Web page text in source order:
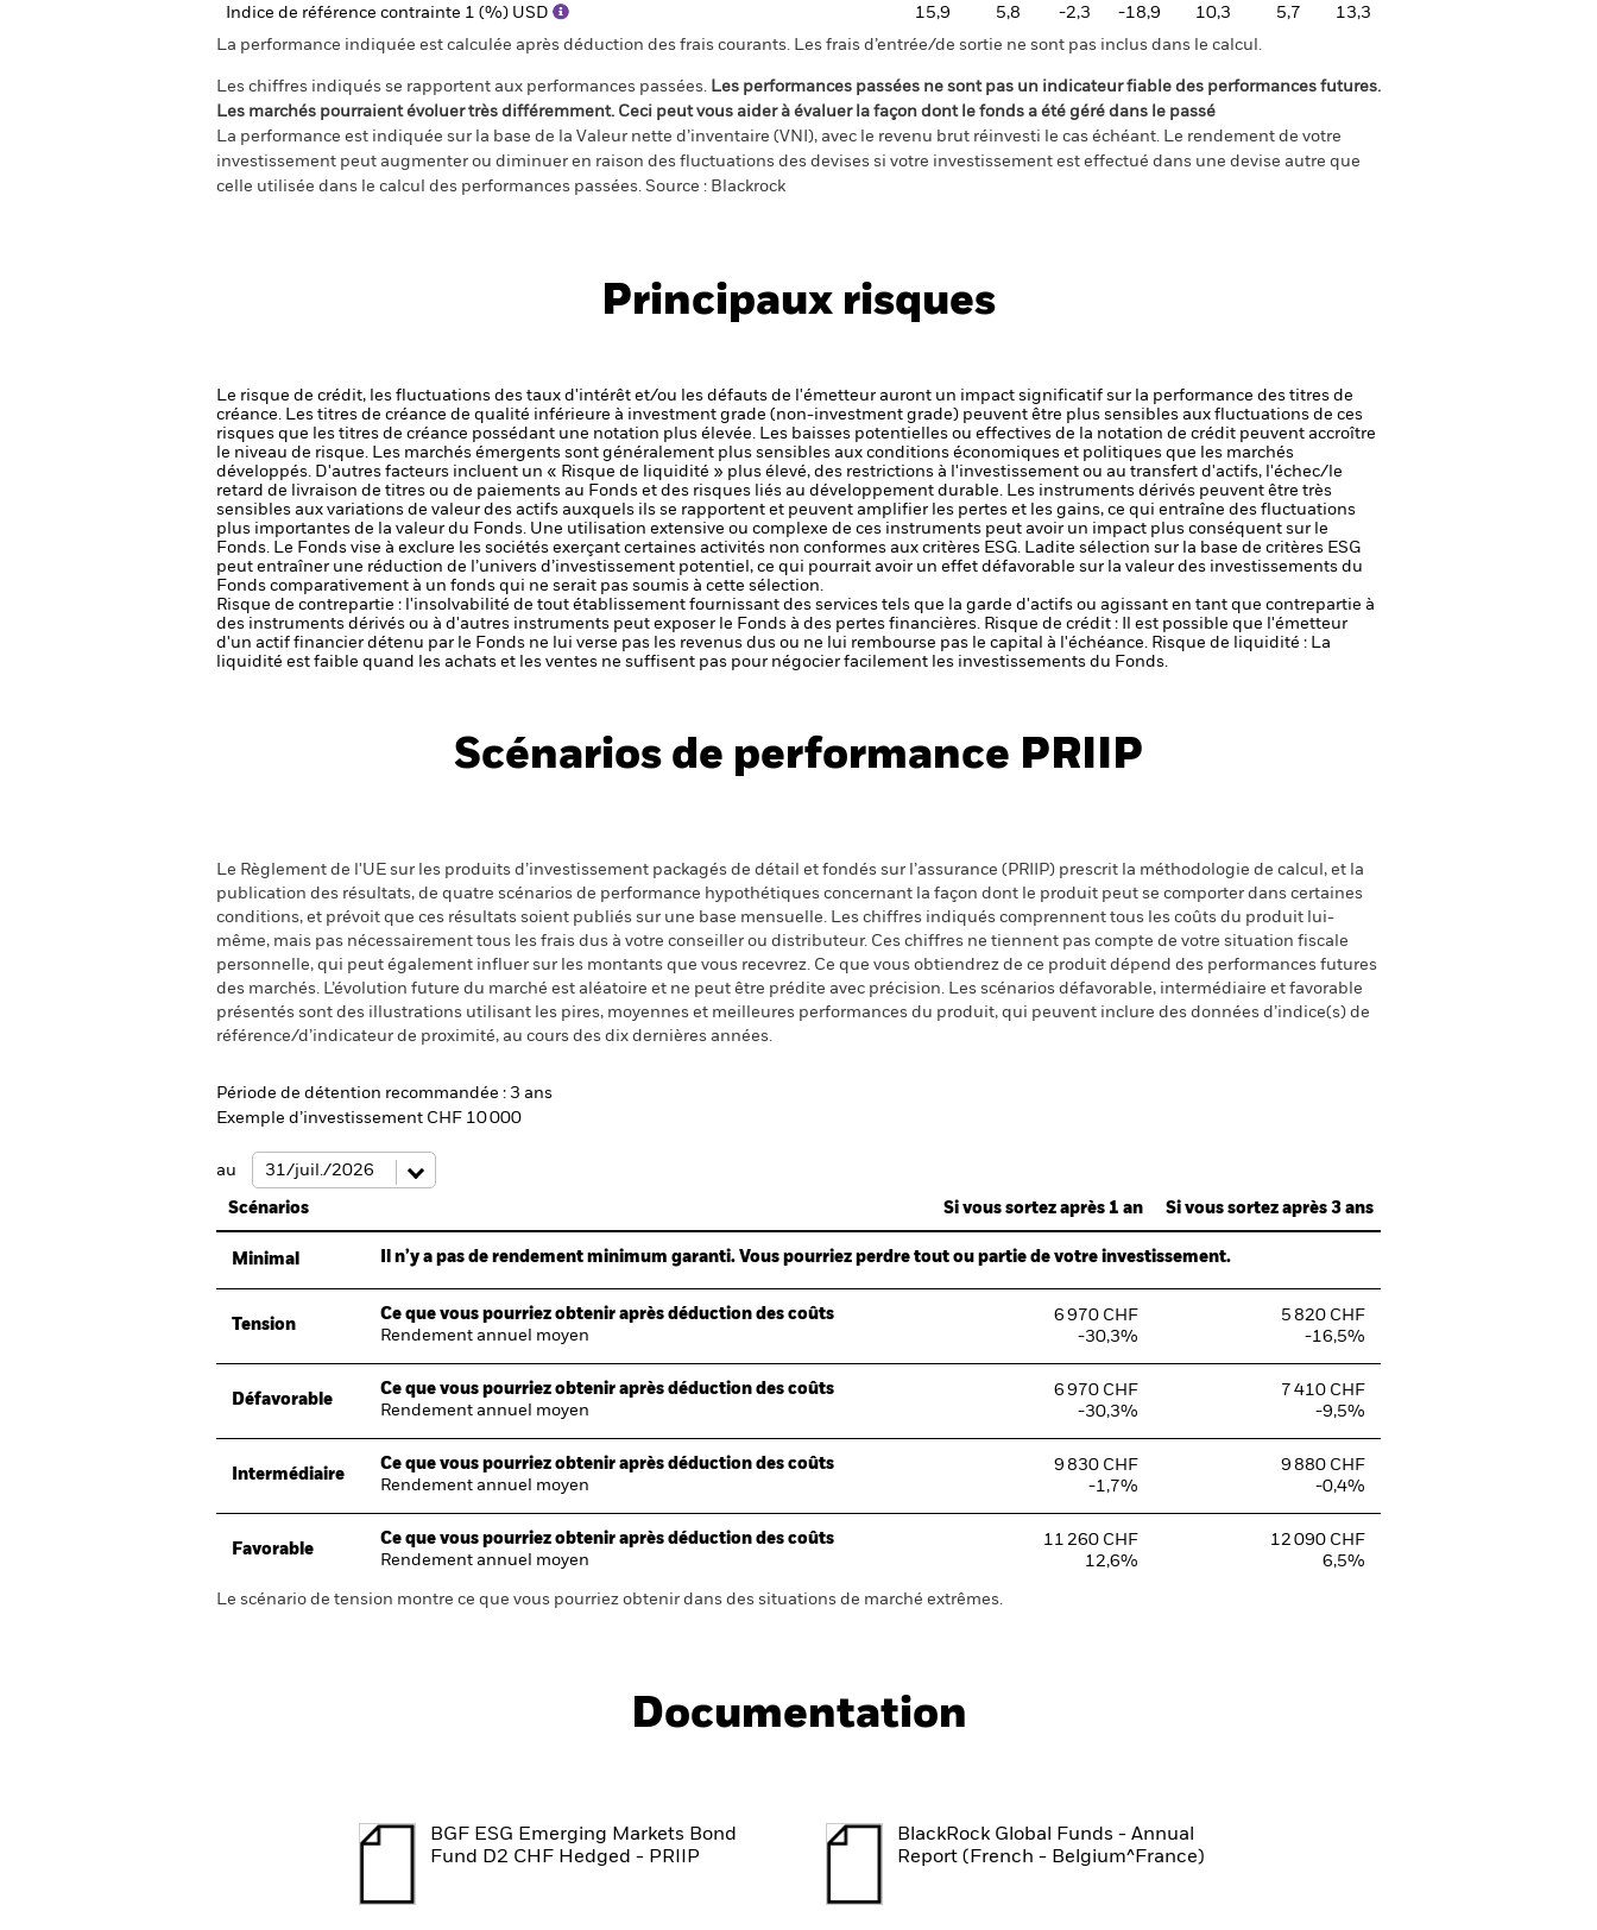
Indice de référence contrainte 1 (%) USD 15,9 5,8 -2,3 -18,9 10,3 5,7
13,3
La performance indiquée est calculée après déduction des frais courants. Les frais d’entrée/de sortie ne sont pas inclus dans le calcul.
Les chiffres indiqués se rapportent aux performances passées. Les performances passées ne sont pas un indicateur fiable des performances futures.
Les marchés pourraient évoluer très différemment. Ceci peut vous aider à évaluer la façon dont le fonds a été géré dans le passé
La performance est indiquée sur la base de la Valeur nette d’inventaire (VNI), avec le revenu brut réinvesti le cas échéant. Le rendement de votre
investissement peut augmenter ou diminuer en raison des fluctuations des devises si votre investissement est effectué dans une devise autre que
celle utilisée dans le calcul des performances passées. Source : Blackrock
Principaux risques
Le risque de crédit, les fluctuations des taux d'intérêt et/ou les défauts de l'émetteur auront un impact significatif sur la performance des titres de
créance. Les titres de créance de qualité inférieure à investment grade (non-investment grade) peuvent être plus sensibles aux fluctuations de ces
risques que les titres de créance possédant une notation plus élevée. Les baisses potentielles ou effectives de la notation de crédit peuvent accroître
le niveau de risque. Les marchés émergents sont généralement plus sensibles aux conditions économiques et politiques que les marchés
développés. D'autres facteurs incluent un « Risque de liquidité » plus élevé, des restrictions à l'investissement ou au transfert d'actifs, l'échec/le
retard de livraison de titres ou de paiements au Fonds et des risques liés au développement durable. Les instruments dérivés peuvent être très
sensibles aux variations de valeur des actifs auxquels ils se rapportent et peuvent amplifier les pertes et les gains, ce qui entraîne des fluctuations
plus importantes de la valeur du Fonds. Une utilisation extensive ou complexe de ces instruments peut avoir un impact plus conséquent sur le
Fonds. Le Fonds vise à exclure les sociétés exerçant certaines activités non conformes aux critères ESG. Ladite sélection sur la base de critères ESG
peut entraîner une réduction de l’univers d’investissement potentiel, ce qui pourrait avoir un effet défavorable sur la valeur des investissements du
Fonds comparativement à un fonds qui ne serait pas soumis à cette sélection.
Risque de contrepartie : l'insolvabilité de tout établissement fournissant des services tels que la garde d'actifs ou agissant en tant que contrepartie à
des instruments dérivés ou à d'autres instruments peut exposer le Fonds à des pertes financières. Risque de crédit : Il est possible que l'émetteur
d'un actif financier détenu par le Fonds ne lui verse pas les revenus dus ou ne lui rembourse pas le capital à l'échéance. Risque de liquidité : La
liquidité est faible quand les achats et les ventes ne suffisent pas pour négocier facilement les investissements du Fonds.
Scénarios de performance PRIIP
Le Règlement de l'UE sur les produits d’investissement packagés de détail et fondés sur l’assurance (PRIIP) prescrit la méthodologie de calcul, et la
publication des résultats, de quatre scénarios de performance hypothétiques concernant la façon dont le produit peut se comporter dans certaines
conditions, et prévoit que ces résultats soient publiés sur une base mensuelle. Les chiffres indiqués comprennent tous les coûts du produit lui-
même, mais pas nécessairement tous les frais dus à votre conseiller ou distributeur. Ces chiffres ne tiennent pas compte de votre situation fiscale
personnelle, qui peut également influer sur les montants que vous recevrez. Ce que vous obtiendrez de ce produit dépend des performances futures
des marchés. L’évolution future du marché est aléatoire et ne peut être prédite avec précision. Les scénarios défavorable, intermédiaire et favorable
présentés sont des illustrations utilisant les pires, moyennes et meilleures performances du produit, qui peuvent inclure des données d’indice(s) de
référence/d’indicateur de proximité, au cours des dix dernières années.
Période de détention recommandée : 3 ans
Exemple d’investissement CHF 10 000
au
Scénarios Si vous sortez après 1 an Si vous sortez après 3 ans
Minimal Il n’y a pas de rendement minimum garanti. Vous pourriez perdre tout ou partie de votre investissement.
Tension
Ce que vous pourriez obtenir après déduction des coûts
Rendement annuel moyen
6 970 CHF
-30,3%
5 820 CHF
-16,5%
Défavorable
Ce que vous pourriez obtenir après déduction des coûts
Rendement annuel moyen
6 970 CHF
-30,3%
7 410 CHF
-9,5%
Intermédiaire
Ce que vous pourriez obtenir après déduction des coûts
Rendement annuel moyen
9 830 CHF
-1,7%
9 880 CHF
-0,4%
Favorable
Ce que vous pourriez obtenir après déduction des coûts
Rendement annuel moyen
11 260 CHF
12,6%
12 090 CHF
6,5%
Le scénario de tension montre ce que vous pourriez obtenir dans des situations de marché extrêmes.
Documentation
BGF ESG Emerging Markets Bond
Fund D2 CHF Hedged - PRIIP
BlackRock Global Funds - Annual
Report (French - Belgium^France)